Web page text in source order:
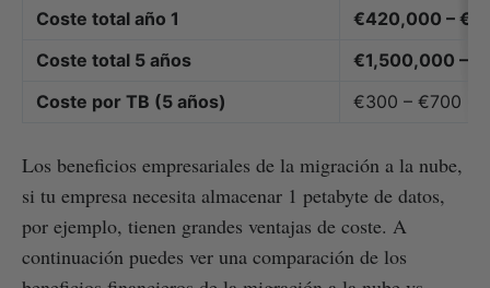
Coste total año 1
€420,000 –
Coste total 5 años
€1,500,000 –
Coste por TB (5 años)
€300 – €700
Los beneficios empresariales de la migración a la nube,
si tu empresa necesita almacenar 1 petabyte de datos,
por ejemplo, tienen grandes ventajas de coste. A
continuación puedes ver una comparación de los